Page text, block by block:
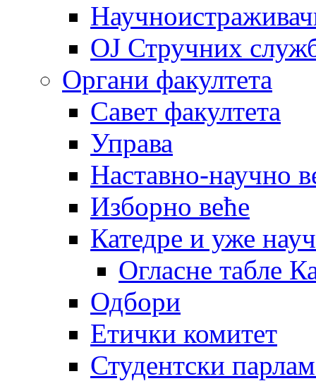
OJ Стручних
Органи факултета
Савет факултета
Управа
Наставно-научно
Изборно веће
Катедре и уже
Огласне табле
Одбори
Етички комитет
Студентски